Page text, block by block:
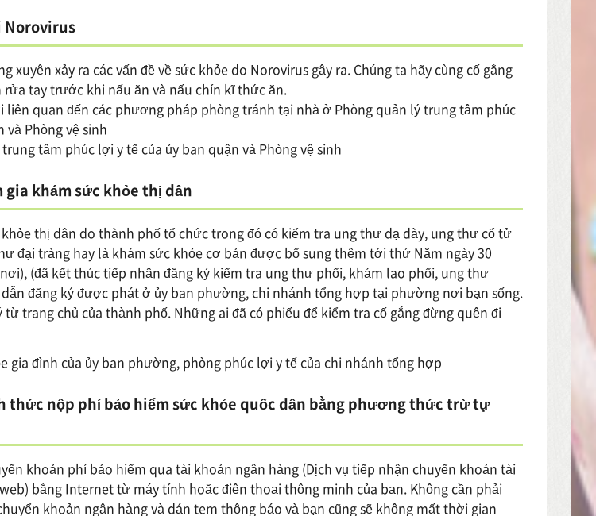
Norovirus
xuyên xảy ra các vấn đề về sức khỏe do Norovirus gây ra. Chúng ta hãy cùng cố gắng
tay trước khi nấu ăn và nấu chín kĩ thức ăn.
liên quan đến các phương pháp phòng tránh tại nhà ở Phòng quản lý trung tâm phúc
và Phòng vệ sinh
tâm phúc lợi y tế của ủy ban quận và Phòng vệ sinh
khám sức khỏe thị dân
thị dân do thành phố tổ chức trong đó có kiểm tra ung thư dạ dày, ung thư cổ tử
đại tràng hay là khám sức khỏe cơ bản được bổ sung thêm tới thứ Năm ngày 30
(đã kết thúc tiếp nhận đăng ký kiểm tra ung thư phổi, khám lao phổi, ung thư
đăng ký được phát ở ủy ban phường, chi nhánh tổng hợp tại phường nơi bạn sống.
từ trang chủ của thành phố. Những ai đã có phiếu để kiểm tra cố gắng đừng quên đi
gia đình của ủy ban phường, phòng phúc lợi y tế của chi nhánh tổng hợp
thức nộp phí bảo hiểm sức khỏe quốc dân bằng phương thức trừ tự
khoản phí bảo hiểm qua tài khoản ngân hàng (Dịch vụ tiếp nhận chuyển khoản tài
bằng Internet từ máy tính hoặc điện thoại thông minh của bạn. Không cần phải
khoản ngân hàng và dán tem thông báo và bạn cũng sẽ không mất thời gian